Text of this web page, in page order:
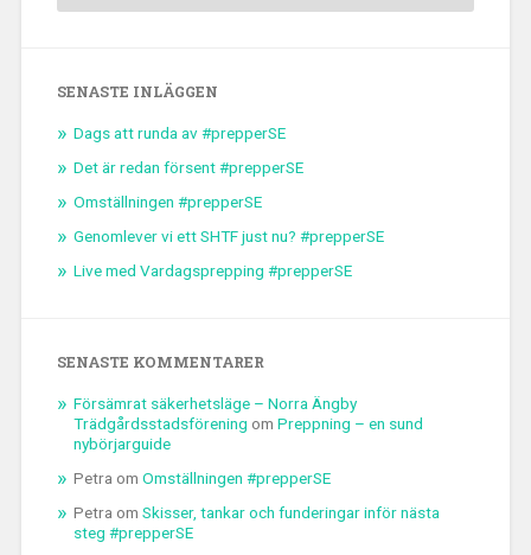
SENASTE INLÄGGEN
Dags att runda av #prepperSE
Det är redan försent #prepperSE
Omställningen #prepperSE
Genomlever vi ett SHTF just nu? #prepperSE
Live med Vardagsprepping #prepperSE
SENASTE KOMMENTARER
Försämrat säkerhetsläge – Norra Ängby
Trädgårdsstadsförening om Preppning – en sund
nybörjarguide
Petra om Omställningen #prepperSE
Petra om Skisser, tankar och funderingar inför nästa
steg #prepperSE